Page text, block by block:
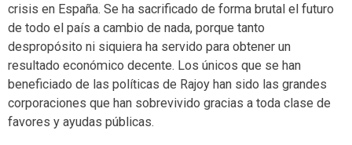
crisis en España. Se ha sacrificado de forma brutal el futuro
de todo el país a cambio de nada, porque tanto
despropósito ni siquiera ha servido para obtener un
resultado económico decente. Los únicos que se han
beneficiado de las políticas de Rajoy han sido las grandes
corporaciones que han sobrevivido gracias a toda clase de
favores y ayudas públicas.